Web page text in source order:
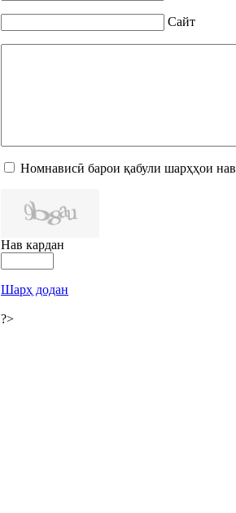
Сайт
Номнависӣ барои қабули шарҳҳои нав
Нав кардан
Шарҳ додан
?>